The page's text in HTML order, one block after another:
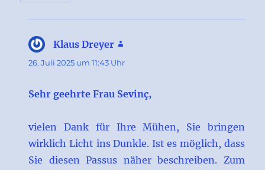
Klaus Dreyer
26. Juli 2025 um 11:43 Uhr
Sehr geehrte Frau Sevinç,
vielen Dank für Ihre Mühen, Sie bringen
wirklich Licht ins Dunkle. Ist es möglich, dass
Sie diesen Passus näher beschreiben. Zum